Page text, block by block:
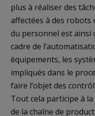
plus à réaliser des
affectées à des robots
du personnel est ainsi
cadre de
équipements, les
impliqués dans le
faire l’objet des
Tout cela participe à
de la chaîne de